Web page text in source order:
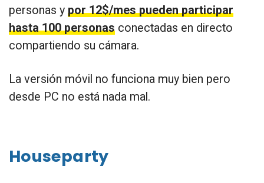
personas y por 12$/mes pueden participar
hasta 100 personas conectadas en directo
compartiendo su cámara.
La versión móvil no funciona muy bien pero
desde PC no está nada mal.
Houseparty